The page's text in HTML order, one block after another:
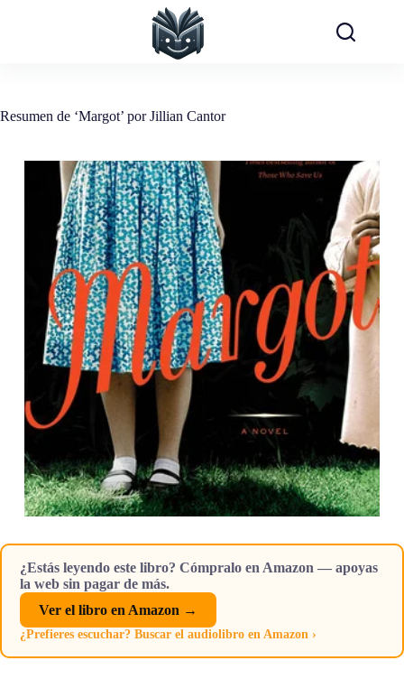
Resumen de ‘Margot’ por Jillian Cantor
¿Estás leyendo este libro? Cómpralo en Amazon — apoyas
la web sin pagar de más.
Ver el libro en Amazon →
¿Prefieres escuchar? Buscar el audiolibro en Amazon ›